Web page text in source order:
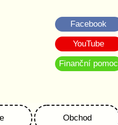
Facebook
YouTube
Finanční pomoc
Obchod